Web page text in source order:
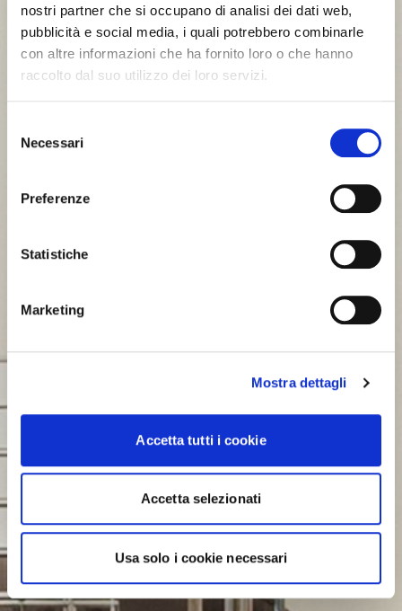
nostri partner che si occupano di analisi dei dati web,
pubblicità e social media, i quali potrebbero combinarle
con altre informazioni che ha fornito loro o che hanno
raccolto dal suo utilizzo dei loro servizi.
delNecessari
Preferenze
Statistiche
Marketing
Mostra dettagli
Accetta tutti i cookie
Accetta selezionati
Usa solo i cookie necessari